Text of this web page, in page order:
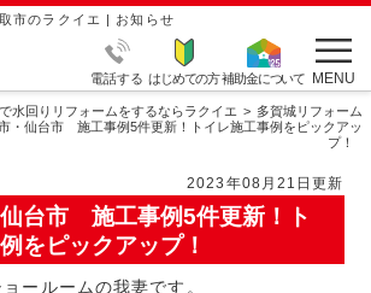
市のラクイエ | お知らせ
電話する はじめての方補助金について MENU
水回りリフォームをするならラクイエ
多賀城リフォーム
・仙台市 施工事例5件更新！トイレ施工事例をピックアッ
プ！
2023年08月21日更新
台市 施工事例5件更新！ト
をピックアップ！
ールームの我妻です。